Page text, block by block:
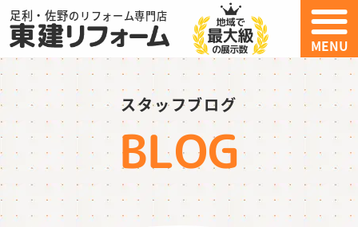
足利・佐野のリフォーム専門店
MENU
スタッフブログ
BLOG